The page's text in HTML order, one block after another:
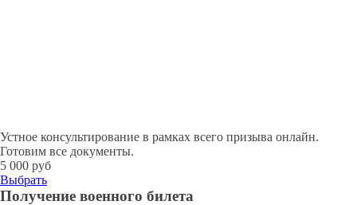
Устное консультирование в рамках всего призыва онлайн.
Готовим все документы.
5 000 руб
Выбрать
Получение военного билета